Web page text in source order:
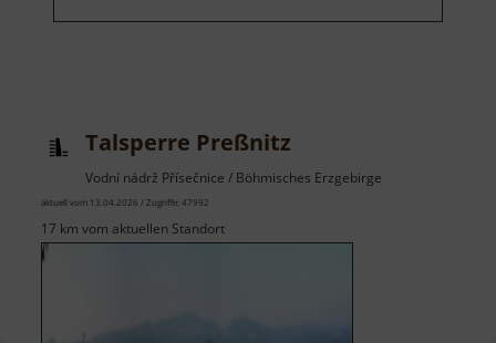
Talsperre Preßnitz
Vodní nádrž Přísečnice / Böhmisches Erzgebirge
aktuell vom 13.04.2026 / Zugriffe: 47992
17 km vom aktuellen Standort